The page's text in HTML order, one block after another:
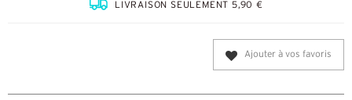
LIVRAISON SEULEMENT 5,90 €
Ajouter à vos favoris